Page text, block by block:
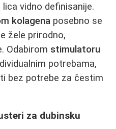
vidno definisanije.
kolagena posebno se
žele prirodno,
Odabirom stimulatoru
potrebama,
bez potrebe za čestim
za dubinsku